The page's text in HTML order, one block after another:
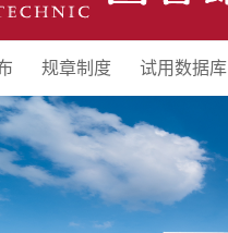
规章制度 试用数据库